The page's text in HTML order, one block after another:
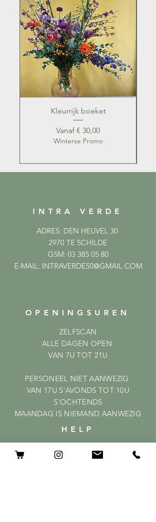
Kleurrijk boeket
Vanaf € 30,00
Verkoopprijs
Winterse Promo
INTRA VERDE
ADRES: DEN HEUVEL 30
2970 TE SCHILDE
GSM: 03 385 05 80
E-MAIL: INTRAVERDE50@GMAIL.COM
OPENINGSUREN
ZELFSCAN
ALLE DAGEN OPEN
VAN 7U TOT 21U
PERSONEEL NIET AANWEZIG
VAN 17U S'AVONDS TOT 10U
S'OCHTENDS
MAANDAG IS NIEMAND AANWEZIG
HELP
Shipping & Returns
Privacy Policy